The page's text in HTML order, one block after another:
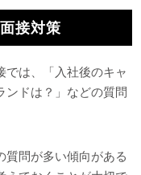
接対策
では、「入社後のキャ
ンドは？」などの質問
質問が多い傾向がある